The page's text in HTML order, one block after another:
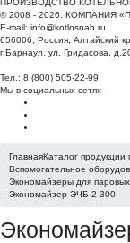
ПРОИЗВОДСТВО
© 2008 - 2026. КОМПАНИЯ
E-mail: info@kotlosnab.ru
656006
Россия Алтайский
г.Барнаул ул. Гридасова,
Тел.: 8 (800) 505-22-99
Мы в социальных сетях
ГлавнаяКаталог продукции
Вспомогательное
Экономайзеры для
Экономайзер ЭЧБ-2-300